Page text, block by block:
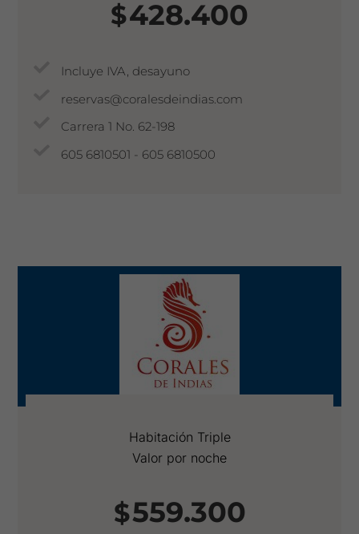
$428.400
Incluye IVA, desayuno
reservas@coralesdeindias.com
Carrera 1 No. 62-198
605 6810501 - 605 6810500
Habitación Triple
Valor por noche
$559.300